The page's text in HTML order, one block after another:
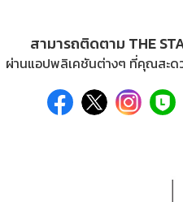
สามารถติดตาม THE
ผ่านแอปพลิเคชันต่างๆ ที่คุณสะด